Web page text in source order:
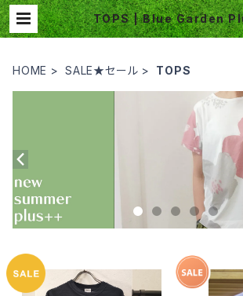
TOPS | Blue Garden
HOME SALE★セール TOPS